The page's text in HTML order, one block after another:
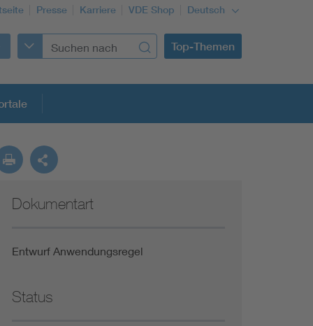
Presse Karriere VDE Shop Deutsch
Top-Themen
Funktionale Sicherheit schützt den Menschen
Gleichstromanwendungen im Wachstum
Dokumentart
Entwurf Anwendungsregel
Status